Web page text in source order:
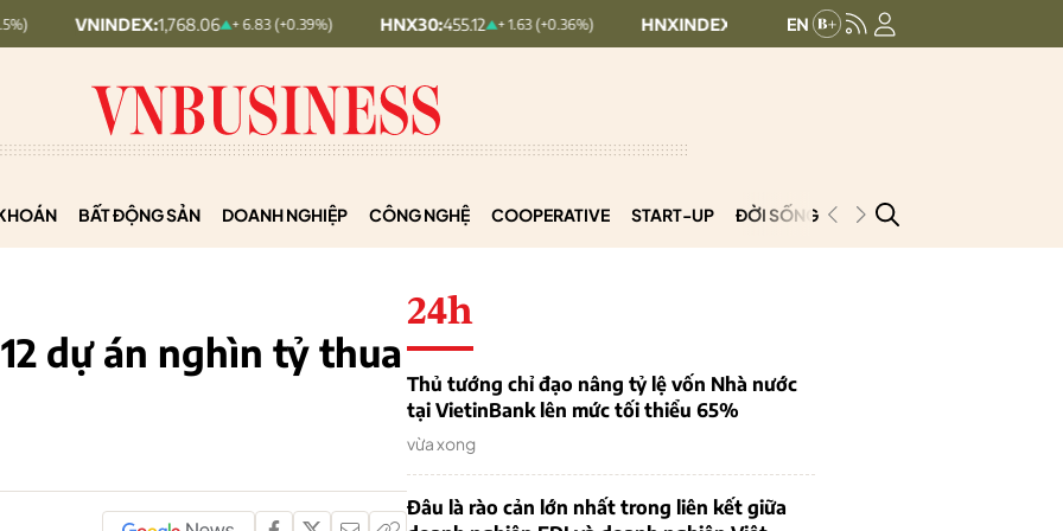
1,768.06 + 6.83 (+0.39%) HNX30: 455.12 + 1.63 (+0.36%) HNXINDEX:293.44 + 0.25 (+0.09%) UPCOMINDEX:
BẤT ĐỘNG SẢN DOANH NGHIỆP CÔNG NGHỆ COOPERATIVE START-UP ĐỜI SỐNG PODCAST
dự án nghìn tỷ thua
24h
Thủ tướng chỉ đạo nâng tỷ lệ vốn Nhà nước
tại VietinBank lên mức tối thiểu 65%
vừa xong
Đâu là rào cản lớn nhất trong liên kết giữa